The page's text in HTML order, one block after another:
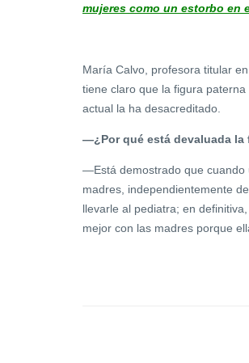
mujeres como un estorbo en
María Calvo, profesora titular
tiene claro que la figura
actual la ha desacreditado.
—¿Por qué está devaluada la
—Está demostrado que cuando
madres, independientemente
llevarle al pediatra; en
mejor con las madres porque